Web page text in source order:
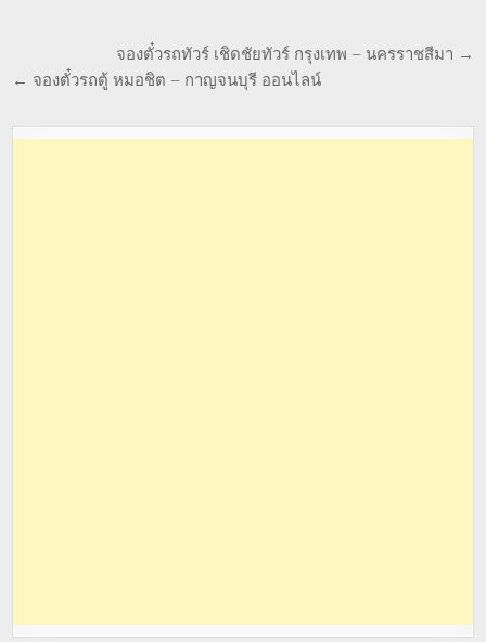
จองตั๋วรถทัวร์ เชิดชัยทัวร์ กรุงเทพ – นครราชสีมา →
← จองตั๋วรถตู้ หมอชิต – กาญจนบุรี ออนไลน์